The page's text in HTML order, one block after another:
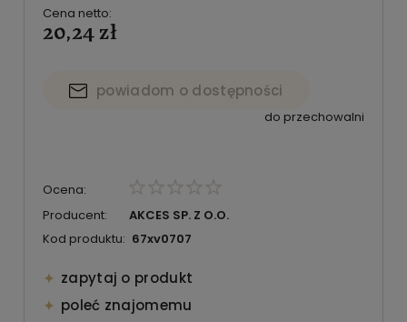
Cena netto:
20,24 zł
powiadom o dostępności
do przechowalni
Ocena:
Producent:
AKCES SP. Z O.O.
Kod produktu: 67xv0707
zapytaj o produkt
poleć znajomemu